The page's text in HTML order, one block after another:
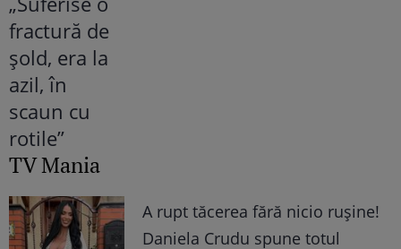
TV Mania
A rupt tăcerea fără nicio rușine!
Daniela Crudu spune totul